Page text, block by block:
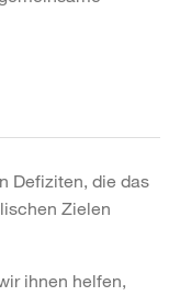
Defiziten, die das
Zielen
ihnen helfen,